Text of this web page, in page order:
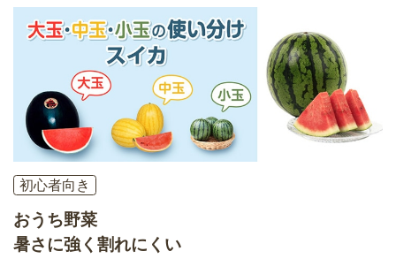
初心者向き
おうち野菜
暑さに強く割れにくい